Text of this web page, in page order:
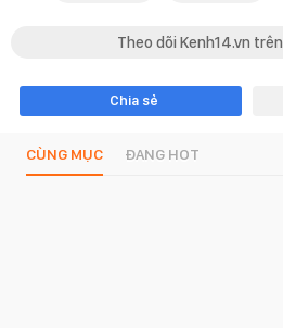
Theo dõi Kenh14.vn trên
Chia sẻ
CÙNG MỤC ĐANG HOT